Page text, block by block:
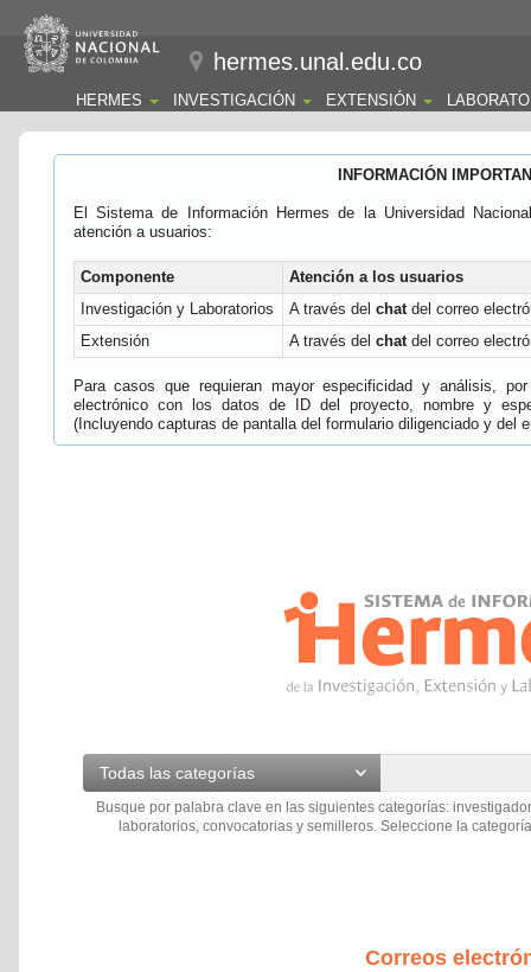
hermes.unal.edu.co
HERMES INVESTIGACIÓN EXTENSIÓN
INFORMACIÓN
El Sistema de Información Hermes de la Universidad
atención a usuarios:
Componente
Atención a los usuarios
Investigación y Laboratorios
A través del chatdel correo
Extensión
A través del chatdel correo
Para casos que requieran mayor especificidad y análisis,
electrónico con los datos de ID del proyecto, nombre y
(Incluyendo capturas de pantalla del formulario diligenciado y del
Todas las categorías
Busque por palabra clave en las siguientes categorías:
laboratorios, convocatorias y semilleros. Seleccione la
Correos